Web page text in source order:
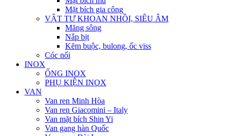
Mặt bích gia công
VẬT TƯ KHOAN NHỒI, SIÊU ÂM
Măng sông
Nắp bịt
Kẽm buộc, bulong, ốc viss
Cóc nối
INOX
ỐNG INOX
PHỤ KIỆN INOX
VAN
Van ren Minh Hòa
Van ren Giacomini – Italy
Van mặt bích Shin Yi
Van gang hàn Quốc